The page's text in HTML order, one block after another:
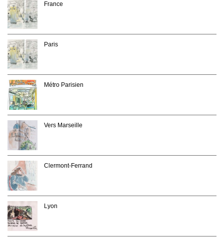
France
Paris
Métro Parisien
Vers Marseille
Clermont-Ferrand
Lyon